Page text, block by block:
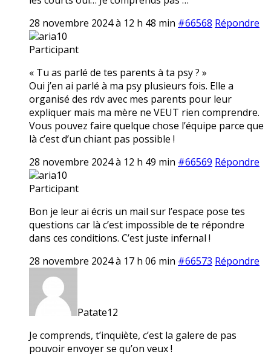
28 novembre 2024 à 12 h 48 min #66568 Répondre
aria10
Participant
« Tu as parlé de tes parents à ta psy ? »
Oui j’en ai parlé à ma psy plusieurs fois. Elle a
organisé des rdv avec mes parents pour leur
expliquer mais ma mère ne VEUT rien comprendre.
Vous pouvez faire quelque chose l’équipe parce que
là c’est d’un chiant pas possible !
28 novembre 2024 à 12 h 49 min #66569 Répondre
aria10
Participant
Bon je leur ai écris un mail sur l’espace pose tes
questions car là c’est impossible de te répondre
dans ces conditions. C’est juste infernal !
28 novembre 2024 à 17 h 06 min #66573 Répondre
Patate12
Je comprends, t’inquiète, c’est la galere de pas
pouvoir envoyer se qu’on veux !